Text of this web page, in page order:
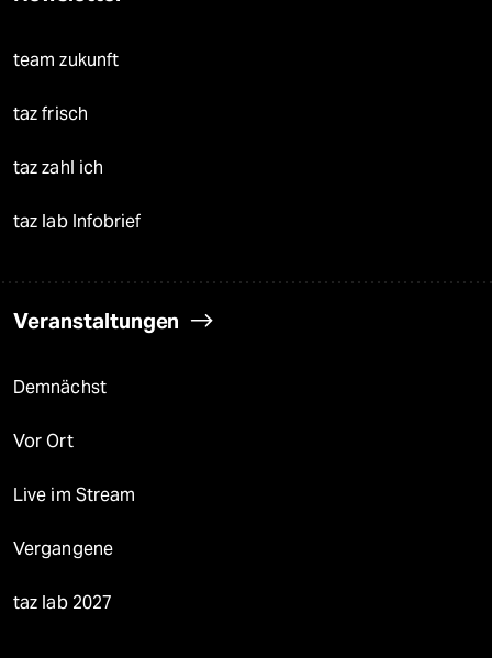
team zukunft
taz frisch
taz zahl ich
taz lab Infobrief
Veranstaltungen
Demnächst
Vor Ort
Live im Stream
Vergangene
taz lab 2027